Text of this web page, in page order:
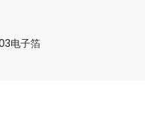
电子箔